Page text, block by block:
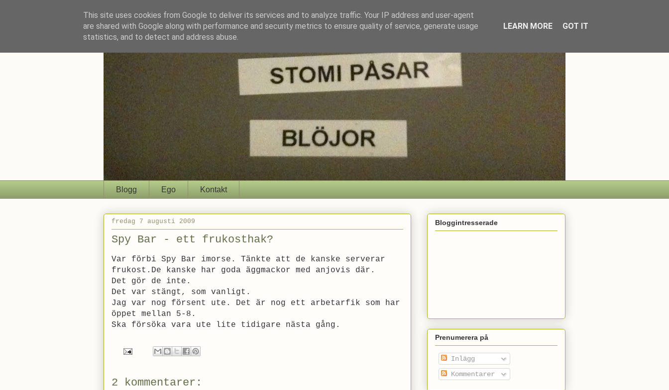
Blogg Ego Kontakt
fredag 7 augusti 2009
Spy Bar - ett frukosthak?
Var förbi Spy Bar imorse. Tänkte att de kanske serverar
frukost.De kanske har goda äggmackor med anjovis där.
Det gör de inte.
Det var stängt, som vanligt.
Jag var nog försent ute. Det är nog ett arbetarfik som har
öppet mellan 5-8.
Ska försöka vara ute lite tidigare nästa gång.
2 kommentarer:
Bloggintresserade
Prenumerera på
Inlägg
Kommentarer
This site uses cookies from Google to deliver its services and to analyze traffic. Your IP address and user-agent
are shared with Google along with performance and security metrics to ensure quality of service, generate usage
statistics, and to detect and address abuse.
LEARN MORE GOT IT